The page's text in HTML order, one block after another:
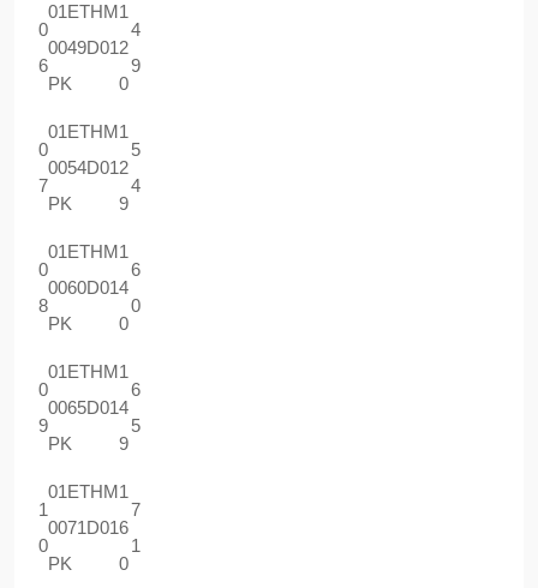
0
6
01ETHM
0049D01
PK
1
2
0
4
9
0
7
01ETHM
0054D01
PK
1
2
9
5
4
0
8
01ETHM
0060D01
PK
1
4
0
6
0
0
9
01ETHM
0065D01
PK
1
4
9
6
5
1
0
01ETHM
0071D01
PK
1
6
0
7
1